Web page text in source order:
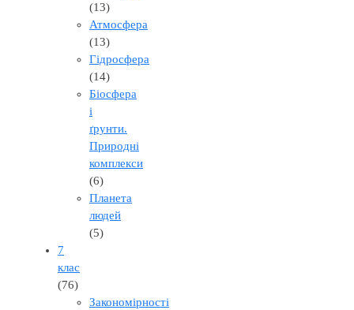
(13)
Атмосфера
(13)
Гідросфера
(14)
Біосфера
і
ґрунти.
Природні
комплекси
(6)
Планета
людей
(5)
7
клас
(76)
Закономірності